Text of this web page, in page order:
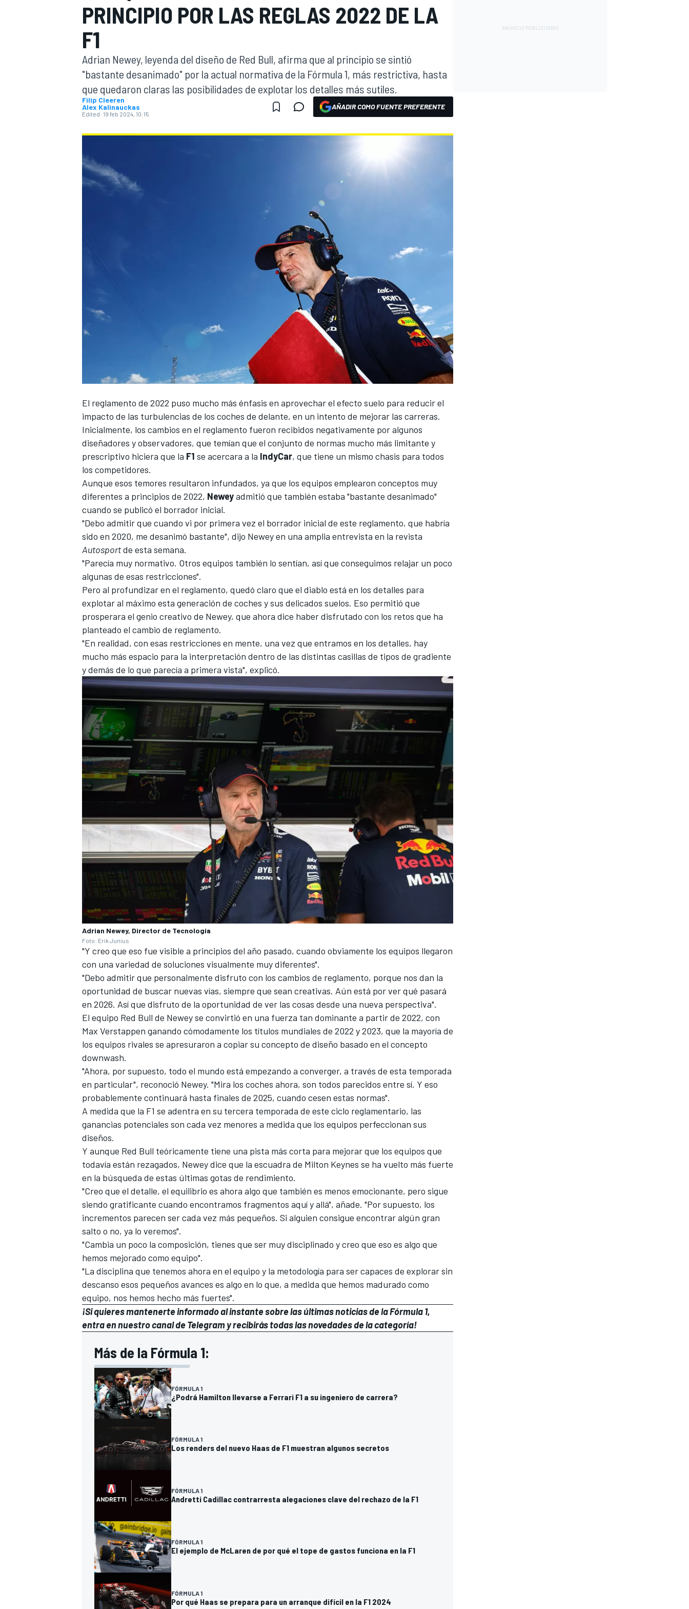
FÓRMULA E MOTO
NASCARINDYCARSPORTSCAR
PRINCIPIO POR LAS REGLAS 2022 DE LA
F1
Adrian Newey, leyenda del diseño de Red Bull, afirma que al principio se sintió
"bastante desanimado" por la actual normativa de la Fórmula 1, más restrictiva, hasta
que quedaron claras las posibilidades de explotar los detalles más sutiles.
Filip Cleeren
Alex Kalinauckas
Edited: 19 feb 2024, 10:15
AÑADIR COMO FUENTE PREFERENTE
El reglamento de 2022 puso mucho más énfasis en aprovechar el efecto suelo para reducir el
impacto de las turbulencias de los coches de delante, en un intento de mejorar las carreras.
Inicialmente, los cambios en el reglamento fueron recibidos negativamente por algunos
diseñadores y observadores, que temían que el conjunto de normas mucho más limitante y
prescriptivo hiciera que la F1 se acercara a la IndyCar, que tiene un mismo chasis para todos
los competidores.
Aunque esos temores resultaron infundados, ya que los equipos emplearon conceptos muy
diferentes a principios de 2022, Neweyadmitió que también estaba "bastante desanimado"
cuando se publicó el borrador inicial.
"Debo admitir que cuando vi por primera vez el borrador inicial de este reglamento, que habría
sido en 2020, me desanimó bastante", dijo Newey en una amplia entrevista en la revista
Autosportde esta semana.
"Parecía muy normativo. Otros equipos también lo sentían, así que conseguimos relajar un poco
algunas de esas restricciones".
Pero al profundizar en el reglamento, quedó claro que el diablo está en los detalles para
explotar al máximo esta generación de coches y sus delicados suelos. Eso permitió que
prosperara el genio creativo de Newey, que ahora dice haber disfrutado con los retos que ha
planteado el cambio de reglamento.
"En realidad, con esas restricciones en mente, una vez que entramos en los detalles, hay
mucho más espacio para la interpretación dentro de las distintas casillas de tipos de gradiente
y demás de lo que parecía a primera vista", explicó.
Adrian Newey, Director de Tecnología
Foto: Erik Junius
"Y creo que eso fue visible a principios del año pasado, cuando obviamente los equipos llegaron
con una variedad de soluciones visualmente muy diferentes".
"Debo admitir que personalmente disfruto con los cambios de reglamento, porque nos dan la
oportunidad de buscar nuevas vías, siempre que sean creativas. Aún está por ver qué pasará
en 2026. Así que disfruto de la oportunidad de ver las cosas desde una nueva perspectiva".
El equipo Red Bull de Newey se convirtió en una fuerza tan dominante a partir de 2022, con
Max Verstappen ganando cómodamente los títulos mundiales de 2022 y 2023, que la mayoría de
los equipos rivales se apresuraron a copiar su concepto de diseño basado en el concepto
downwash.
"Ahora, por supuesto, todo el mundo está empezando a converger, a través de esta temporada
en particular", reconoció Newey. "Mira los coches ahora, son todos parecidos entre sí. Y eso
probablemente continuará hasta finales de 2025, cuando cesen estas normas".
A medida que la F1 se adentra en su tercera temporada de este ciclo reglamentario, las
ganancias potenciales son cada vez menores a medida que los equipos perfeccionan sus
diseños.
Y aunque Red Bull teóricamente tiene una pista más corta para mejorar que los equipos que
todavía están rezagados, Newey dice que la escuadra de Milton Keynes se ha vuelto más fuerte
en la búsqueda de estas últimas gotas de rendimiento.
"Creo que el detalle, el equilibrio es ahora algo que también es menos emocionante, pero sigue
siendo gratificante cuando encontramos fragmentos aquí y allá", añade. "Por supuesto, los
incrementos parecen ser cada vez más pequeños. Si alguien consigue encontrar algún gran
salto o no, ya lo veremos".
"Cambia un poco la composición, tienes que ser muy disciplinado y creo que eso es algo que
hemos mejorado como equipo".
"La disciplina que tenemos ahora en el equipo y la metodología para ser capaces de explorar sin
descanso esos pequeños avances es algo en lo que, a medida que hemos madurado como
equipo, nos hemos hecho más fuertes".
¡Si quieres mantenerte informado al instante sobre las últimas noticias de la Fórmula 1,
entra ennuestro canal de Telegramy recibirás todas las novedades de la categoría!
Más de la Fórmula 1:
FÓRMULA 1
¿Podrá Hamilton llevarse a Ferrari F1 a su ingeniero de carrera?
FÓRMULA 1
Los renders del nuevo Haas de F1 muestran algunos secretos
FÓRMULA 1
Andretti Cadillac contrarresta alegaciones clave del rechazo de la F1
FÓRMULA 1
El ejemplo de McLaren de por qué el tope de gastos funciona en la F1
FÓRMULA 1
Por qué Haas se prepara para un arranque difícil en la F1 2024